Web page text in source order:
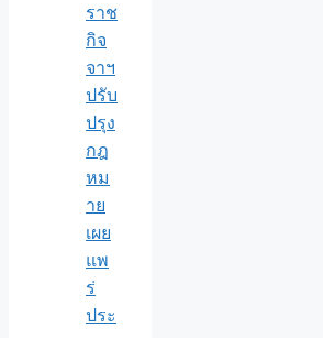
ราช
กิจ
จาฯ
ปรับ
ปรุง
กฎ
หม
าย
เผย
แพ
ร่
ประ